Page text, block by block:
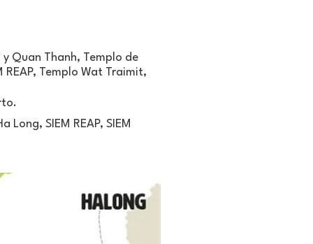
Quan Thanh, Templo de
Templo Wat Traimit,
SIEM REAP, SIEM